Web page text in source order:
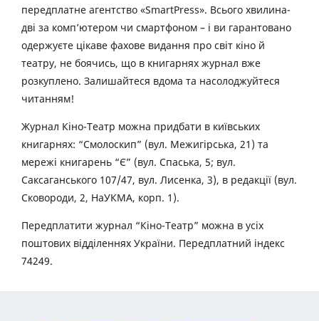
передплатне агентство «SmartPress». Всього хвилина-
дві за комп’ютером чи смартфоном – і ви гарантовано
одержуєте цікаве фахове видання про світ кіно й
театру, не боячись, що в книгарнях журнал вже
розкуплено. Залишайтеся вдома та насолоджуйтеся
читанням!
Журнал Кіно-Театр можна придбати в київських
книгарнях: “Смолоскип” (вул. Межигірська, 21) та
мережі книгарень “Є” (вул. Спаська, 5; вул.
Саксаганського 107/47, вул. Лисенка, 3), в редакції (вул.
Сковороди, 2, НаУКМА, корп. 1).
Передплатити журнал “Кіно-Театр” можна в усіх
поштових відділеннях України. Передплатний індекс
74249.